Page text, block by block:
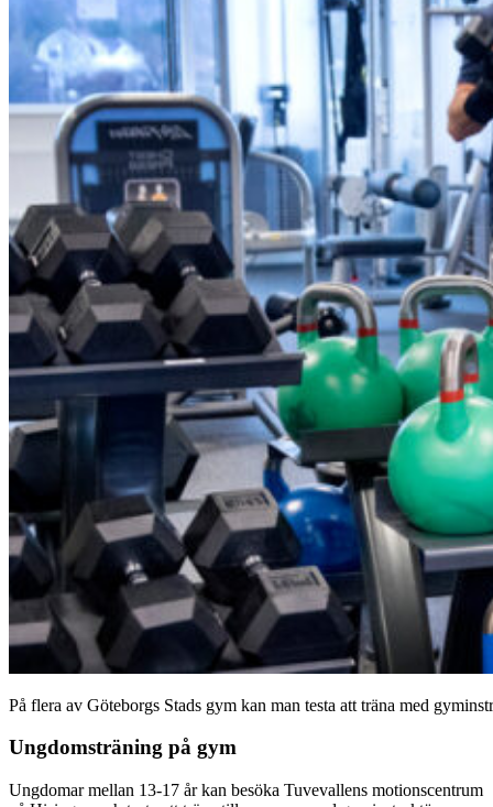
På flera av Göteborgs Stads gym kan man testa att träna med
Ungdomsträning på gym
Ungdomar mellan 13-17 år kan besöka Tuvevallens motionscentrum